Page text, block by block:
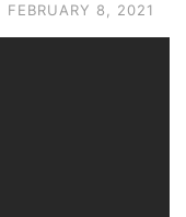
FEBRUARY 8, 2021